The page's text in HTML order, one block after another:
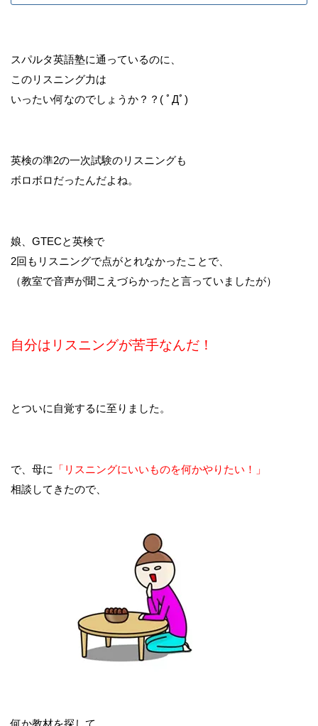
スパルタ英語塾に通っているのに、
このリスニング力は
いったい何なのでしょうか？？( ﾟДﾟ)
英検の準2の一次試験のリスニングも
ボロボロだったんだよね。
娘、GTECと英検で
2回もリスニングで点がとれなかったことで、
（教室で音声が聞こえづらかったと言っていましたが）
自分はリスニングが苦手なんだ！
とついに自覚するに至りました。
で、母に
「リスニングにいいものを何かやりたい！」
相談してきたので、
何か教材を探して